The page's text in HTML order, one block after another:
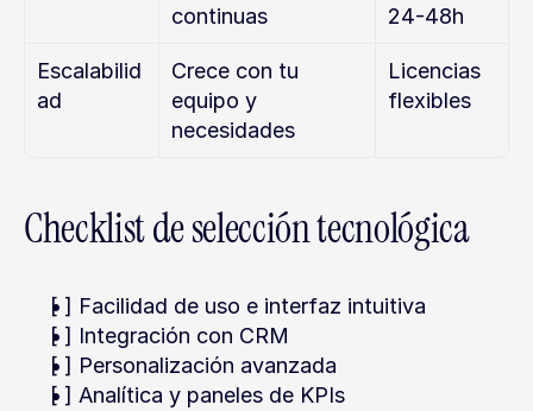
continuas
24-48h
Escalabilid
ad
Crece con tu
equipo y
necesidades
Licencias
flexibles
Checklist de selección tecnológica
[ ] Facilidad de uso e interfaz intuitiva
[ ] Integración con CRM
[ ] Personalización avanzada
[ ] Analítica y paneles de KPIs